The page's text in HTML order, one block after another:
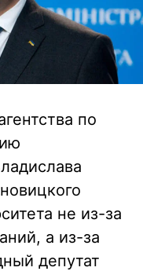
по
не из-за
а из-за
депутат